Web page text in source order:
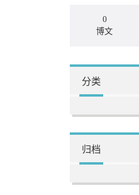
0
博文
分类
归档